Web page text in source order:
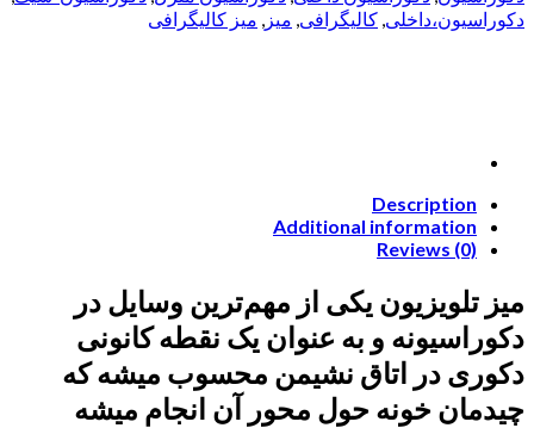
دکوراسیون،داخلی, کالیگرافی, میز , میز کالیگرافی
Description
Additional information
Reviews (0)
میز تلویزیون یکی از مهم‌ترین وسایل در
دکوراسیونه و به عنوان یک نقطه کانونی
دکوری در اتاق نشیمن محسوب میشه که
چیدمان خونه حول محور آن انجام میشه